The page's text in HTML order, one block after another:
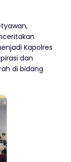
Kapolres
dan
di bidang